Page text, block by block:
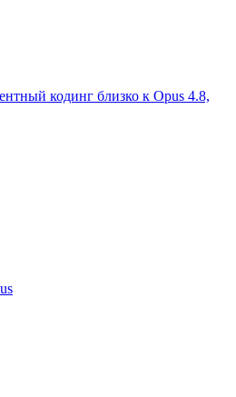
кодинг близко к Opus 4.8,